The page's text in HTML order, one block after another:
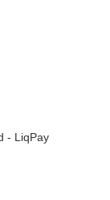
- LiqPay